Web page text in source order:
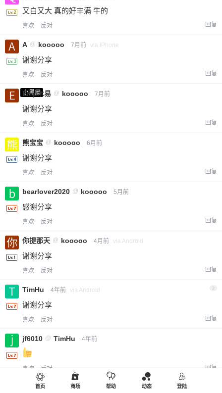
又白又大 真的好丰满 牛的
喜欢 反对 回复
A @ kooooo 7月前 via iPhone
谢谢分享
喜欢 反对 回复
小黑屋
Emp木易 @ kooooo 7月前
谢谢分享
喜欢 反对 回复
熊宝宝 @ kooooo 6月前
谢谢分享
喜欢 反对 回复
bearlover2020 @ kooooo 5月前
感谢分享
喜欢 反对 回复
你提那天 @ kooooo 4月前 via Android
谢谢分享
喜欢 反对 回复
TimHu 4年前 via Android 2
谢谢分享
喜欢 反对 回复
jf6010 @ TimHu 4年前
喜欢 反对 回复
好喜欢你啊 TimHu 4年前
首页 商场 帮助 动态 登陆